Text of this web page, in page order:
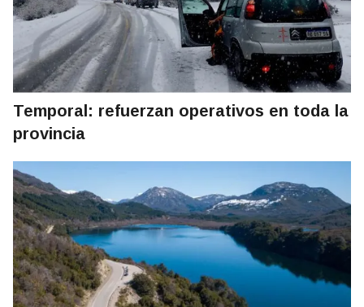
Temporal: refuerzan operativos en toda la
provincia